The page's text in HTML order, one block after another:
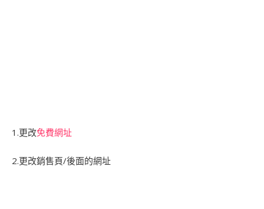
1.更改免費網址
2.更改銷售頁/後面的網址